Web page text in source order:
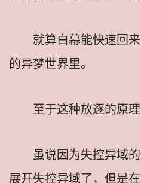
就算白幕能快速回
的异梦世界里。
至于这种放逐的原
虽说因为失控异域
展开失控异域了，但是